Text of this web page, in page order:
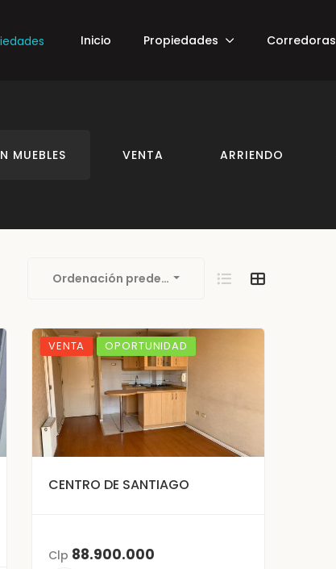
Inicio Propiedades Corredoras
MUEBLES VENTA ARRIENDO
Ordenación predeterminada
VENTA OPORTUNIDAD
CENTRO DE SANTIAGO
Clp 88.900.000